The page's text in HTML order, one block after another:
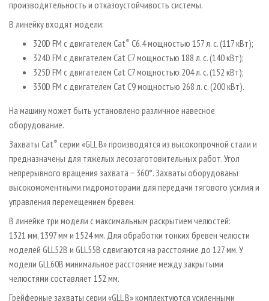
производительность и отказоустойчивость системы.
В линейку входят модели:
320D FM с двигателем Cat® C6.4 мощностью 157 л. с. (117 кВт);
324D FM с двигателем Cat C7 мощностью 188 л. с. (140 кВт);
325D FM с двигателем Cat C7 мощностью 204 л. с. (152 кВт);
330D FM с двигателем Cat C9 мощностью 268 л. с. (200 кВт).
На машину может быть установлено различное навесное
оборудование.
Захваты Cat® серии «GLL B» производятся из высокопрочной стали и
предназначены для тяжелых лесозаготовительных работ. Угол
непрерывного вращения захвата − 360°. Захваты оборудованы
высокомоментными гидромоторами для передачи тягового усилия и
управления перемещением бревен.
В линейке три модели с максимальным раскрытием челюстей:
1321 мм, 1397 мм и 1524 мм. Для обработки тонких бревен челюсти
моделей GLL52B и GLL55B сдвигаются на расстояние до 127 мм. У
модели GLL60B минимальное расстояние между закрытыми
челюстями составляет 152 мм.
Грейферные захваты серии «GLL B» комплектуются усиленными